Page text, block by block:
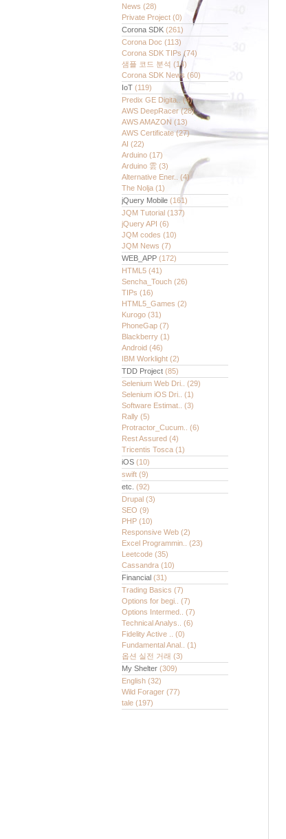
News (28)
Private Project (0)
Corona SDK (261)
Corona Doc (113)
Corona SDK TIPs (74)
샘플 코드 분석 (14)
Corona SDK News (60)
IoT (119)
Predix GE Digita.. (4)
AWS DeepRacer(28)
AWS AMAZON (13)
AWS Certificate(27)
AI (22)
Arduino (17)
Arduino 雲 (3)
Alternative Ener.. (4)
The Nolja (1)
jQuery Mobile (161)
JQM Tutorial (137)
jQuery API (6)
JQM codes (10)
JQM News (7)
WEB_APP (172)
HTML5 (41)
Sencha_Touch (26)
TIPs (16)
HTML5_Games (2)
Kurogo (31)
PhoneGap (7)
Blackberry (1)
Android (46)
IBM Worklight (2)
TDD Project (85)
Selenium Web Dri.. (29)
Selenium iOS Dri.. (1)
Software Estimat.. (3)
Rally (5)
Protractor_Cucum.. (6)
Rest Assured (4)
Tricentis Tosca (1)
iOS (10)
swift (9)
etc. (92)
Drupal (3)
SEO (9)
PHP (10)
Responsive Web (2)
Excel Programmin.. (23)
Leetcode (35)
Cassandra (10)
Financial (31)
Trading Basics (7)
Options for begi.. (7)
Options Intermed.. (7)
Technical Analys.. (6)
Fidelity Active .. (0)
Fundamental Anal.. (1)
옵션 실전 거래 (3)
My Shelter (309)
English (32)
Wild Forager (77)
tale (197)